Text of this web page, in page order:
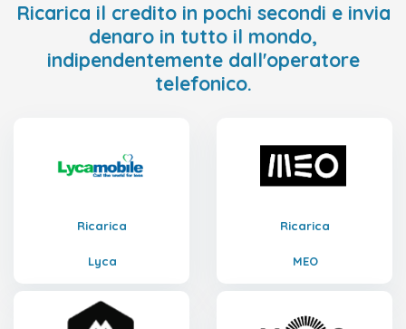
Ricarica il credito in pochi secondi e invia
denaro in tutto il mondo,
indipendentemente dall'operatore
telefonico.
Ricarica
Lyca
Ricarica
MEO